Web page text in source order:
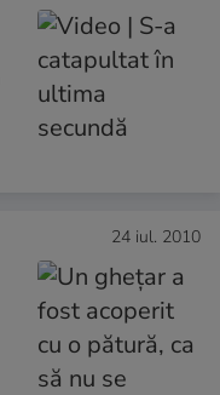
24 iul. 2010